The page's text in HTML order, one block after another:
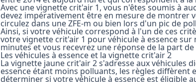
Avec une vignette crit'air 1, vous n'êtes soumis à
devez impérativement être en mesure de montrer
circulez dans une ZFE-m ou bien lors d'un pic de
Ainsi, si votre véhicule correspond à l'un de ces
votre vignette crit'air 1 pour véhicule à essence
minutes et vous recevrez une réponse de la part
Les véhicules à essence et la vignette crit'air 2
La vignette jaune crit'air 2 s'adresse aux véhicules
essence étant moins polluants, les règles diffèrent
déterminer si votre véhicule à essence est éligible